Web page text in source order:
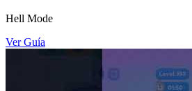
Hell Mode
Ver Guía